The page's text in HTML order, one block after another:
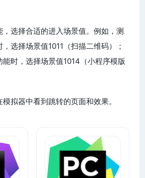
选择合适的进入场景值。例如，测
选择场景值1011（扫描二维码）；
时，选择场景值1014（小程序模版
拟器中看到跳转的页面和效果。